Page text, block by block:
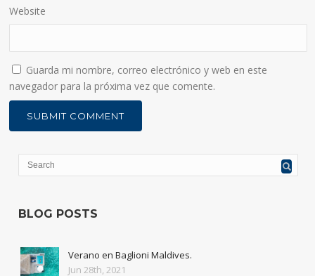
Website
Guarda mi nombre, correo electrónico y web en este
navegador para la próxima vez que comente.
BLOG POSTS
Verano en Baglioni Maldives.
Jun 28th, 2021